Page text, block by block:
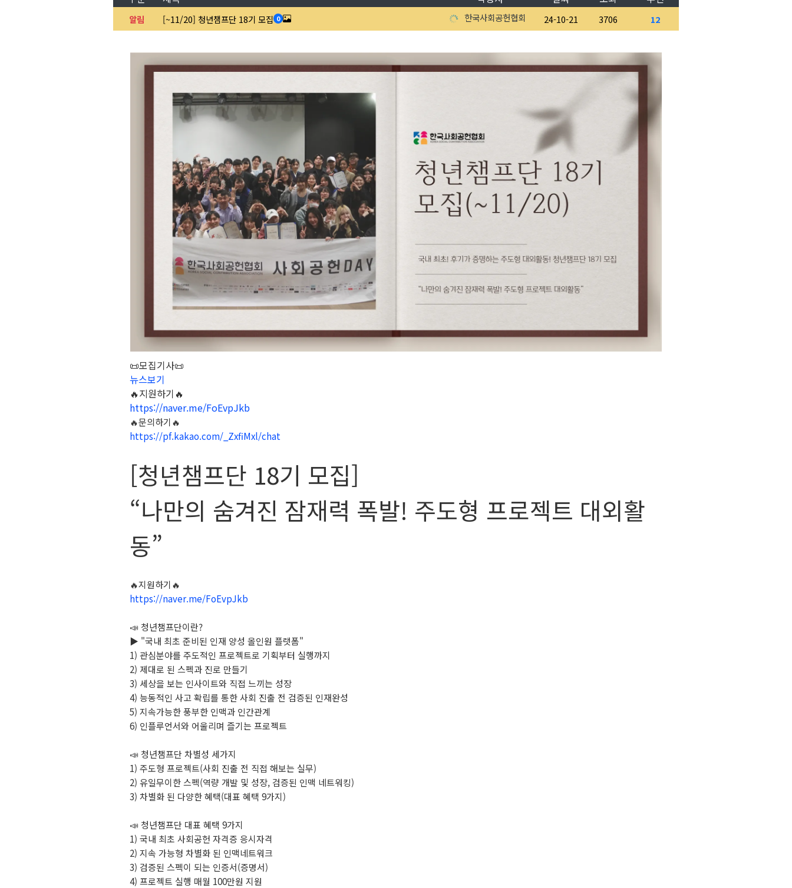
알림 [~11/20] 청년챔프단 18기 모집 0 한국사회공헌협회 24-10-21 3706 12
📜모집기사📜
뉴스보기
🔥지원하기🔥
https://naver.me/FoEvpJkb
🔥문의하기🔥
https://pf.kakao.com/_ZxfiMxl/chat
[청년챔프단 18기 모집]
“나만의 숨겨진 잠재력 폭발! 주도형 프로젝트 대외활
동”
🔥지원하기🔥
https://naver.me/FoEvpJkb
📣 청년챔프단이란?
▶ "국내 최초 준비된 인재 양성 올인원 플랫폼"
1) 관심분야를 주도적인 프로젝트로 기획부터 실행까지
2) 제대로 된 스펙과 진로 만들기
3) 세상을 보는 인사이트와 직접 느끼는 성장
4) 능동적인 사고 확립를 통한 사회 진출 전 검증된 인재완성
5) 지속가능한 풍부한 인맥과 인간관계
6) 인플루언서와 어울리며 즐기는 프로젝트
📣 청년챔프단 차별성 세가지
1) 주도형 프로젝트(사회 진출 전 직접 해보는 실무)
2) 유일무이한 스펙(역량 개발 및 성장, 검증된 인맥 네트워킹)
3) 차별화 된 다양한 혜택(대표 혜택 9가지)
📣 청년챔프단 대표 혜택 9가지
1) 국내 최초 사회공헌 자격증 응시자격
2) 지속 가능형 차별화 된 인맥네트워크
3) 검증된 스펙이 되는 인증서(증명서)
4) 프로젝트 실행 매월 100만원 지원